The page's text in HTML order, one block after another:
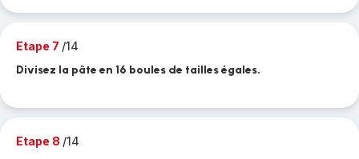
Etape 7 /14
Divisez la pâte en 16 boules de tailles égales.
Etape 8 /14